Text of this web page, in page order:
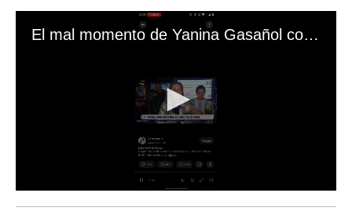
El mal momento de Yanina Gasañol con un hincha argentino en "Subrayado"
s